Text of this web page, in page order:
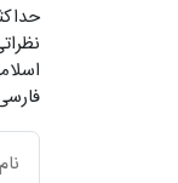
حداکثر